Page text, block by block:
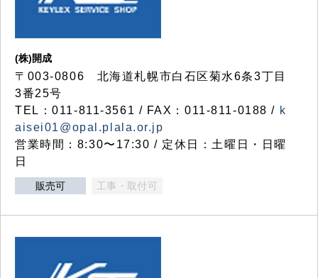
(株)開成
〒003-0806 北海道札幌市白石区菊水6条3丁目
3番25号
TEL：011-811-3561 / FAX：011-811-0188 / k
aisei01@opal.plala.or.jp
営業時間：8:30〜17:30 / 定休日：土曜日・日曜
日
販売可 工事・取付可